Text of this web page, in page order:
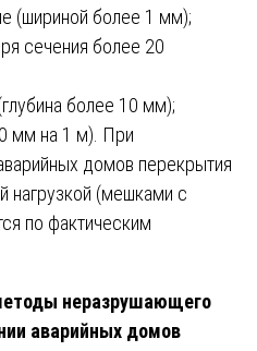
(шириной более 1 мм);
сечения более 20
более 10 мм);
мм на 1 м). При
домов перекрытия
нагрузкой (мешками с
по фактическим
неразрушающего
аварийных домов